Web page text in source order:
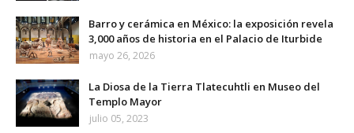
Barro y cerámica en México: la exposición revela
3,000 años de historia en el Palacio de Iturbide
mayo 26, 2026
La Diosa de la Tierra Tlatecuhtli en Museo del
Templo Mayor
julio 05, 2023